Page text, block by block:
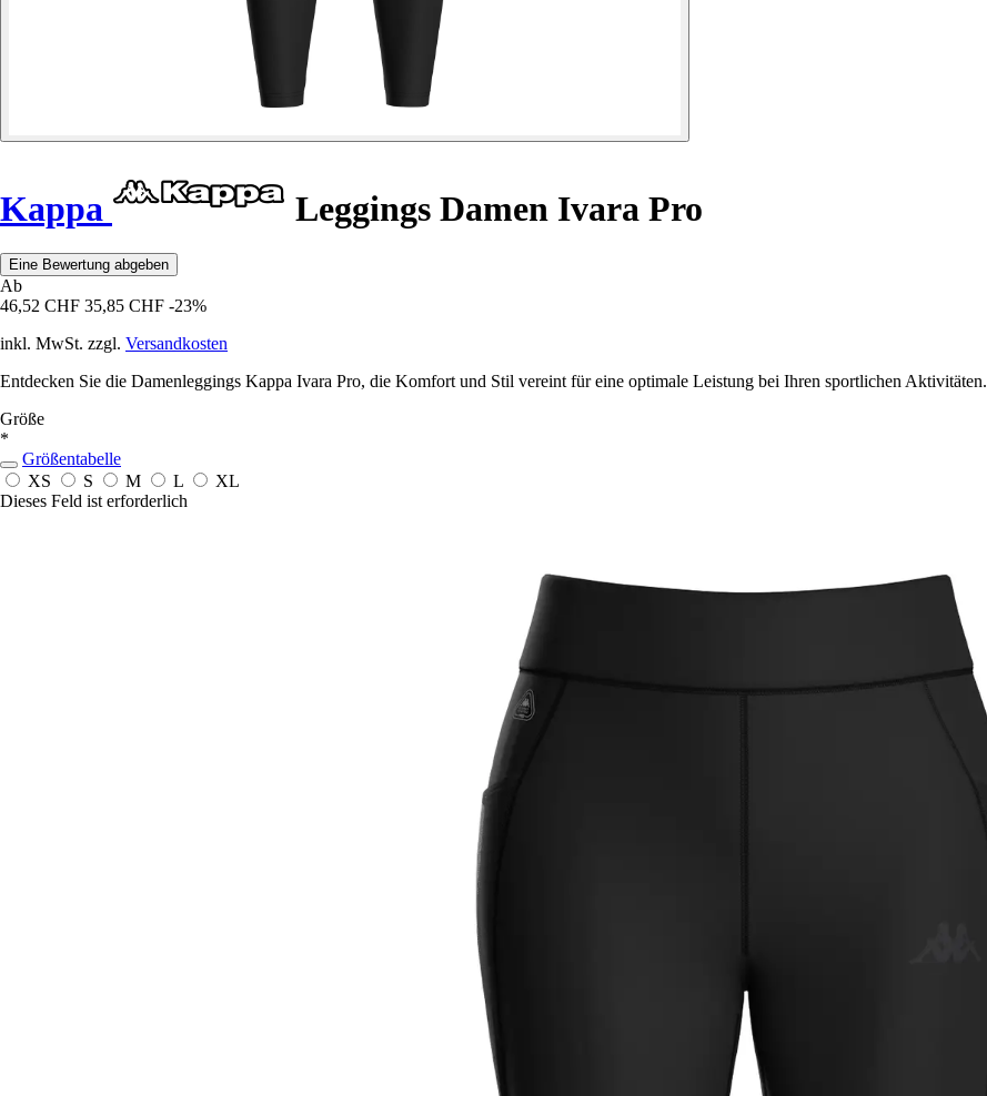
Kappa Leggings Damen Ivara Pro
Eine Bewertung abgeben
Ab
46,52 CHF 35,85 CHF -23%
inkl. MwSt. zzgl. Versandkosten
Entdecken Sie die Damenleggings Kappa Ivara Pro, die Komfort und Stil vereint für eine optimale Leistung bei Ihren sportlichen Aktivitäten.
Größe
*
Größentabelle
XS
S M L
XL
Dieses Feld ist erforderlich